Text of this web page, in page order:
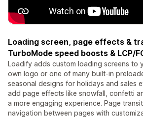
Loading screen, page effects &
TurboMode speed boosts & LCP/
Loadify adds custom loading screens to
own logo or one of many built-in
seasonal designs for holidays and sales
add page effects like snowfall, confetti
a more engaging experience. Page
navigation between pages with